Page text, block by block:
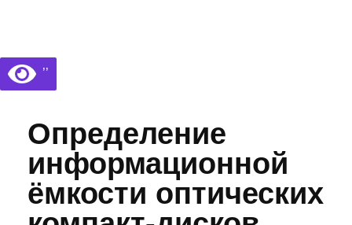
’’
Определение
информационной
ёмкости оптических